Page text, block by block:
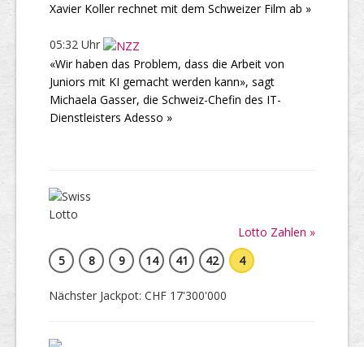
Xavier Koller rechnet mit dem Schweizer Film ab »
05:32 Uhr
«Wir haben das Problem, dass die Arbeit von
Juniors mit KI gemacht werden kann», sagt
Michaela Gasser, die Schweiz-Chefin des IT-
Dienstleisters Adesso »
Lotto Zahlen »
5
8 9 14 41 42 4
Nächster Jackpot: CHF 17'300'000